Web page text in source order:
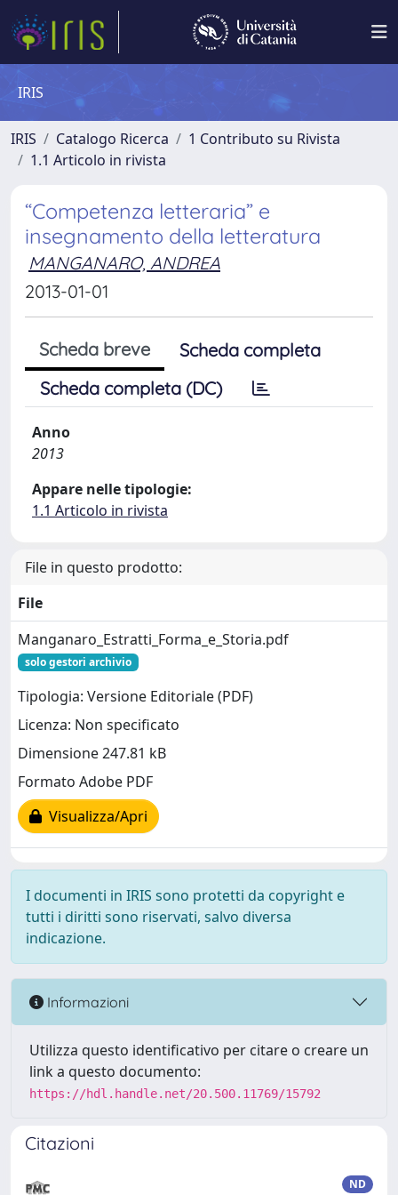
IRIS
IRIS Catalogo Ricerca
1 Contributo su Rivista
1.1 Articolo in rivista
“Competenza letteraria” e
insegnamento della letteratura
MANGANARO, ANDREA
2013-01-01
Scheda breve
Scheda completa
Scheda completa (DC)
Anno
2013
Appare nelle tipologie:
1.1 Articolo in rivista
File in questo prodotto:
File
Manganaro_Estratti_Forma_e_Storia.pdf
solo gestori archivio
Tipologia: Versione Editoriale (PDF)
Licenza: Non specificato
Dimensione 247.81 kB
Formato Adobe PDF
Visualizza/Apri
I documenti in IRIS sono protetti da copyright e
tutti i diritti sono riservati, salvo diversa
indicazione.
Informazioni
Utilizza questo identificativo per citare o creare un
link a questo documento:
https://hdl.handle.net/20.500.11769/15792
Citazioni
ND